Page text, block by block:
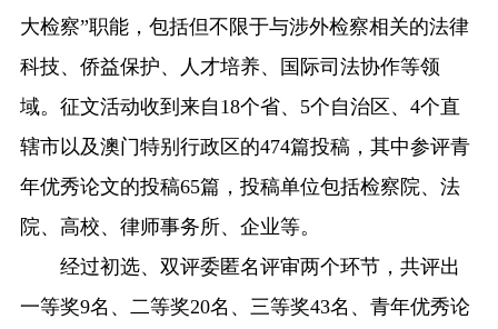
大检察”职能，包括但不限于与涉外检察相关的法律
科技、侨益保护、人才培养、国际司法协作等领
域。征文活动收到来自18个省、5个自治区、4个直
辖市以及澳门特别行政区的474篇投稿，其中参评青
年优秀论文的投稿65篇，投稿单位包括检察院、法
院、高校、律师事务所、企业等。
经过初选、双评委匿名评审两个环节，共评出
一等奖9名、二等奖20名、三等奖43名、青年优秀论